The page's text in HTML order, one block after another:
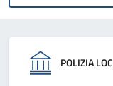
POLIZIA